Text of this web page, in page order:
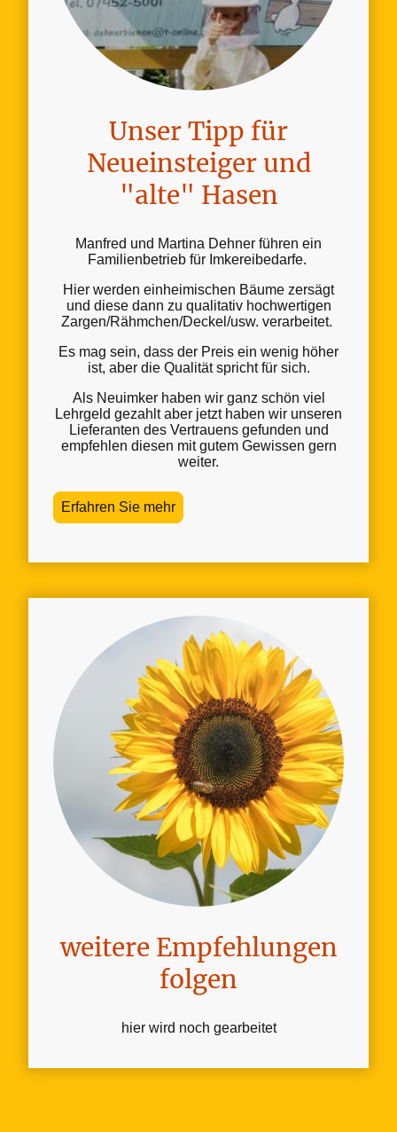
Unser Tipp für
Neueinsteiger und
"alte" Hasen
Manfred und Martina Dehner führen ein
Familienbetrieb für Imkereibedarfe.
Hier werden einheimischen Bäume zersägt
und diese dann zu qualitativ hochwertigen
Zargen/Rähmchen/Deckel/usw. verarbeitet.
Es mag sein, dass der Preis ein wenig höher
ist, aber die Qualität spricht für sich.
Als Neuimker haben wir ganz schön viel
Lehrgeld gezahlt aber jetzt haben wir unseren
Lieferanten des Vertrauens gefunden und
empfehlen diesen mit gutem Gewissen gern
weiter.
Erfahren Sie mehr
weitere Empfehlungen
folgen
hier wird noch gearbeitet